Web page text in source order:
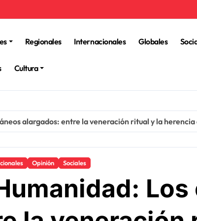
Regionales Internacionales Globales
Cultura
alargados: entre la veneración ritual y la
Opinión Sociales